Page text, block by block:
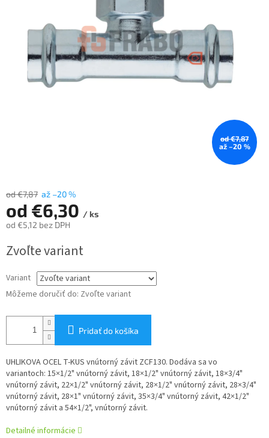
od €7,87
až –20 %
od €7,87 až –20 %
od €6,30 / ks
od €5,12 bez DPH
cena:
Zvoľte variant
Variant
Môžeme doručiť do: Zvoľte variant
Pridať do košíka
UHLIKOVA OCEL T-KUS vnútorný závit ZCF130. Dodáva sa vo
variantoch: 15×1/2" vnútorný závit, 18×1/2" vnútorný závit, 18×3/4"
vnútorný závit, 22×1/2" vnútorný závit, 28×1/2" vnútorný závit, 28×3/4"
vnútorný závit, 28×1" vnútorný závit, 35×3/4" vnútorný závit, 42×1/2"
vnútorný závit a 54×1/2", vnútorný závit.
Detailné informácie